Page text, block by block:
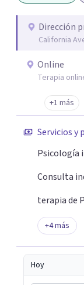
Dirección
California
Online
Terapia
+1 más
Servicios y
Psicología
Consulta
terapia de
+4más
Hoy